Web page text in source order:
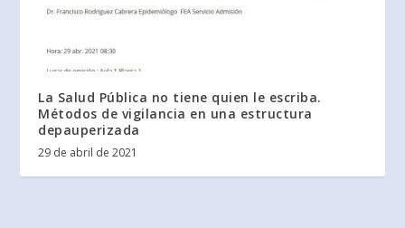
La Salud Pública no tiene quien le escriba.
Métodos de vigilancia en una estructura
depauperizada
29 de abril de 2021